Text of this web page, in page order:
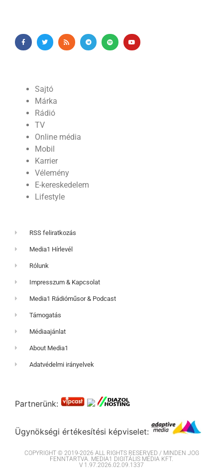
Sajtó
Márka
Rádió
TV
Online média
Mobil
Karrier
Vélemény
E-kereskedelem
Lifestyle
RSS feliratkozás
Media1 Hírlevél
Rólunk
Impresszum & Kapcsolat
Media1 Rádióműsor & Podcast
Támogatás
Médiaajánlat
About Media1
Adatvédelmi irányelvek
Partnerünk:
Ügynökségi értékesítési képviselet:
COPYRIGHT © 2019-2026 ALL RIGHTS RESERVED / MINDEN JOG
FENNTARTVA. MEDIA1 DIGITÁLIS MÉDIA KFT.
V 1.97.2026.02.09.1337